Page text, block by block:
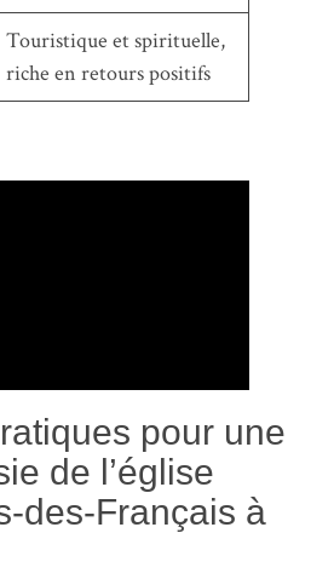
Touristique et spirituelle,
riche en retours positifs
pour une
de l’église
des-Français à